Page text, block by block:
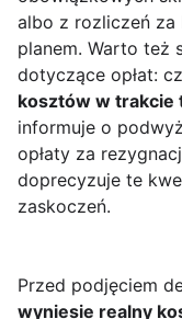
albo z rozliczeń za
planem. Warto też
dotyczące opłat:
kosztów w trakcie
informuje o
opłaty za
doprecyzuje te
zaskoczeń.
Przed podjęciem
wyniesie realny